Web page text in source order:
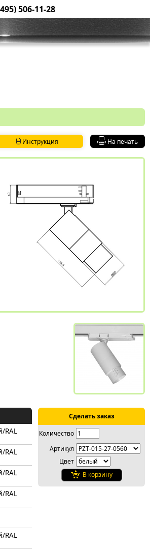
506-11-28
Инструкция На печать
RAL
RAL
RAL
RAL
RAL
Сделать заказ
Количество
Артикул
Цвет
В корзину